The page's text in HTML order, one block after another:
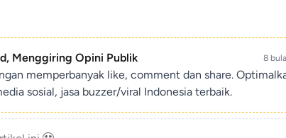
Menggiring Opini Publik 8
memperbanyak like, comment dan share.
sosial, jasa buzzer/viral Indonesia terbaik.